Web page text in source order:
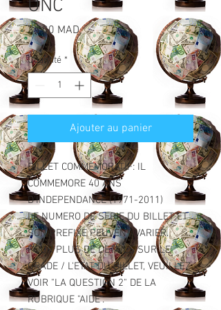
UNC
35,00 MADPrix
Quantité *
Ajouter au panier
BILLET COMMEMORATIF: IL
COMMEMORE 40 ANS
D'INDEPENDANCE (1971-2011)
LE NUMERO DE SERIE DU BILLET ET
SON PREFIXE PEUVENT VARIER.
POUR PLUS DE DETAILS SUR LE
GRADE / L'ETAT DU BILLET, VEUILLEZ
VOIR "LA QUESTION 2" DE LA
RUBRIQUE "AIDE".